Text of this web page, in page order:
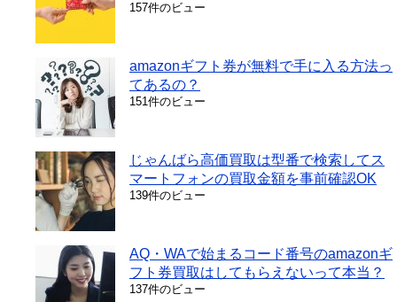
157件のビュー
amazonギフト券が無料で手に入る方法っ
てあるの？
151件のビュー
じゃんばら高価買取は型番で検索してス
マートフォンの買取金額を事前確認OK
139件のビュー
AQ・WAで始まるコード番号のamazonギ
フト券買取はしてもらえないって本当？
137件のビュー